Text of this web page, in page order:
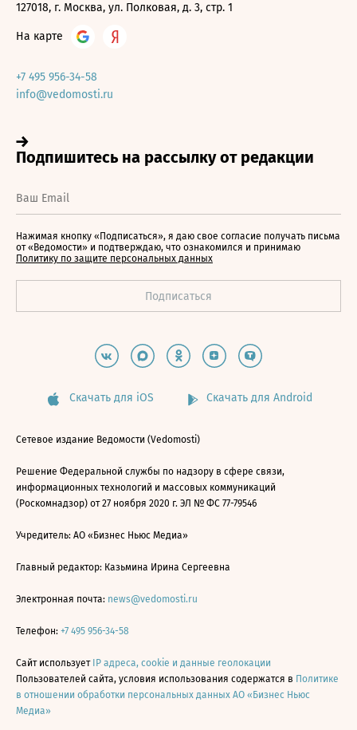
127018, г. Москва, ул. Полковая, д. 3, стр. 1
На карте
+7 495 956-34-58
info@vedomosti.ru
Нажимая кнопку «Подписаться», я даю свое согласие получать письма
от «Ведомости» и подтверждаю, что ознакомился и принимаю
Политику по защите персональных данных
Скачать для iOS Скачать для Android
Сетевое издание Ведомости (Vedomosti)
Решение Федеральной службы по надзору в сфере связи,
информационных технологий и массовых коммуникаций
(Роскомнадзор) от 27 ноября 2020 г. ЭЛ № ФС 77-79546
Учредитель: АО «Бизнес Ньюс Медиа»
Главный редактор: Казьмина Ирина Сергеевна
Электронная почта: news@vedomosti.ru
Телефон: +7 495 956-34-58
Сайт использует IP адреса, cookie и данные геолокации
Пользователей сайта, условия использования содержатся в Политике
в отношении обработки персональных данных АО «Бизнес Ньюс
Медиа»